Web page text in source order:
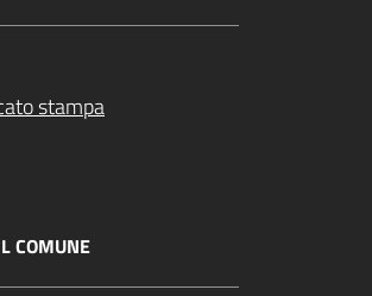
stampa
COMUNE